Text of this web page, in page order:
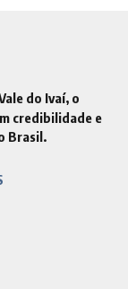
do Ivaí, o
credibilidade e
Brasil.